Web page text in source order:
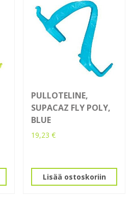
PULLOTELINE,
SUPACAZ FLY POLY,
BLUE
19,23€
Lisää ostoskoriin